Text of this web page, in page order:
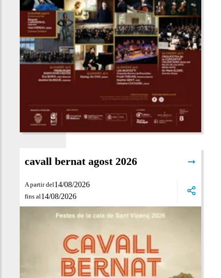
A partir del14/08/2026
fins al14/08/2026
cavall bernat agost 2026 ➞